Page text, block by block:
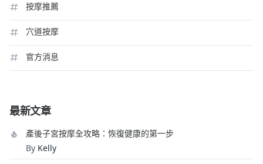
按摩推薦
穴道按摩
官方消息
最新文章
​產後子宮按摩全攻略：恢復健康的第一步
By Kelly